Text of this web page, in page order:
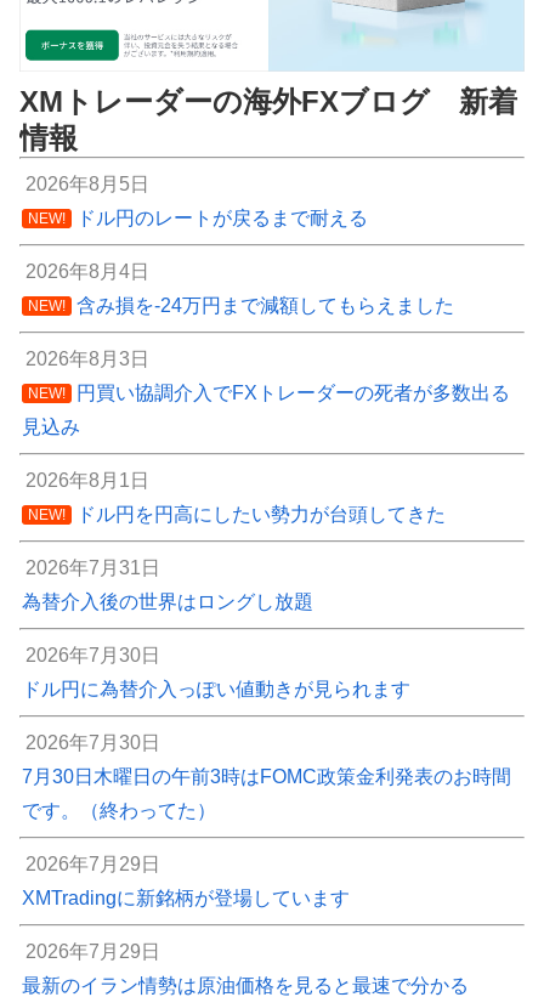
XMトレーダーの海外FXブログ 新着
情報
2026年8月5日
NEW! ドル円のレートが戻るまで耐える
2026年8月4日
NEW! 含み損を-24万円まで減額してもらえました
2026年8月3日
NEW!
円買い協調介入でFXトレーダーの死者が多数出る
見込み
2026年8月1日
NEW! ドル円を円高にしたい勢力が台頭してきた
2026年7月31日
為替介入後の世界はロングし放題
2026年7月30日
ドル円に為替介入っぽい値動きが見られます
2026年7月30日
7月30日木曜日の午前3時はFOMC政策金利発表のお時間
です。（終わってた）
2026年7月29日
XMTradingに新銘柄が登場しています
2026年7月29日
最新のイラン情勢は原油価格を見ると最速で分かる